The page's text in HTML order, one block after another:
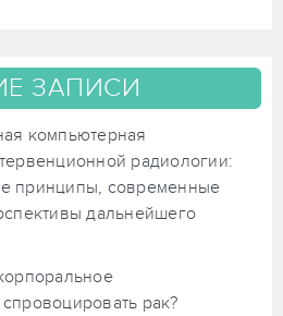
ЗАПИСИ
компьютерная
радиологии:
принципы, современные
дальнейшего
рак?